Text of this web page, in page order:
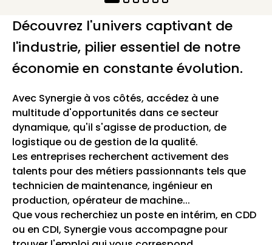
Découvrez l'univers captivant de
l'industrie, pilier essentiel de notre
économie en constante évolution.
Avec Synergie à vos côtés, accédez à une
multitude d'opportunités dans ce secteur
dynamique, qu'il s'agisse de production, de
logistique ou de gestion de la qualité.
Les entreprises recherchent activement des
talents pour des métiers passionnants tels que
technicien de maintenance, ingénieur en
production, opérateur de machine...
Que vous recherchiez un poste en intérim, en CDD
ou en CDI, Synergie vous accompagne pour